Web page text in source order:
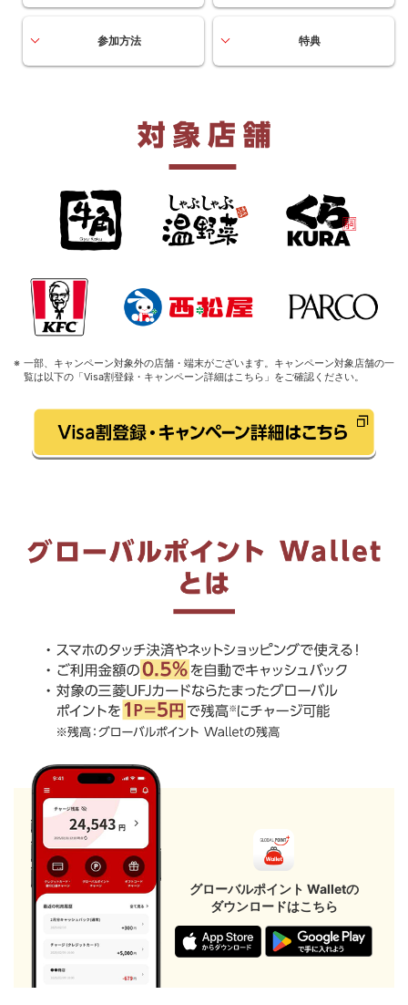
参加方法 特典
一部、キャンペーン対象外の店舗・端末がございます。キャンペーン対象店舗の一
覧は以下の「Visa割登録・キャンペーン詳細はこちら」をご確認ください。
グローバルポイント Walletの
ダウンロードはこちら